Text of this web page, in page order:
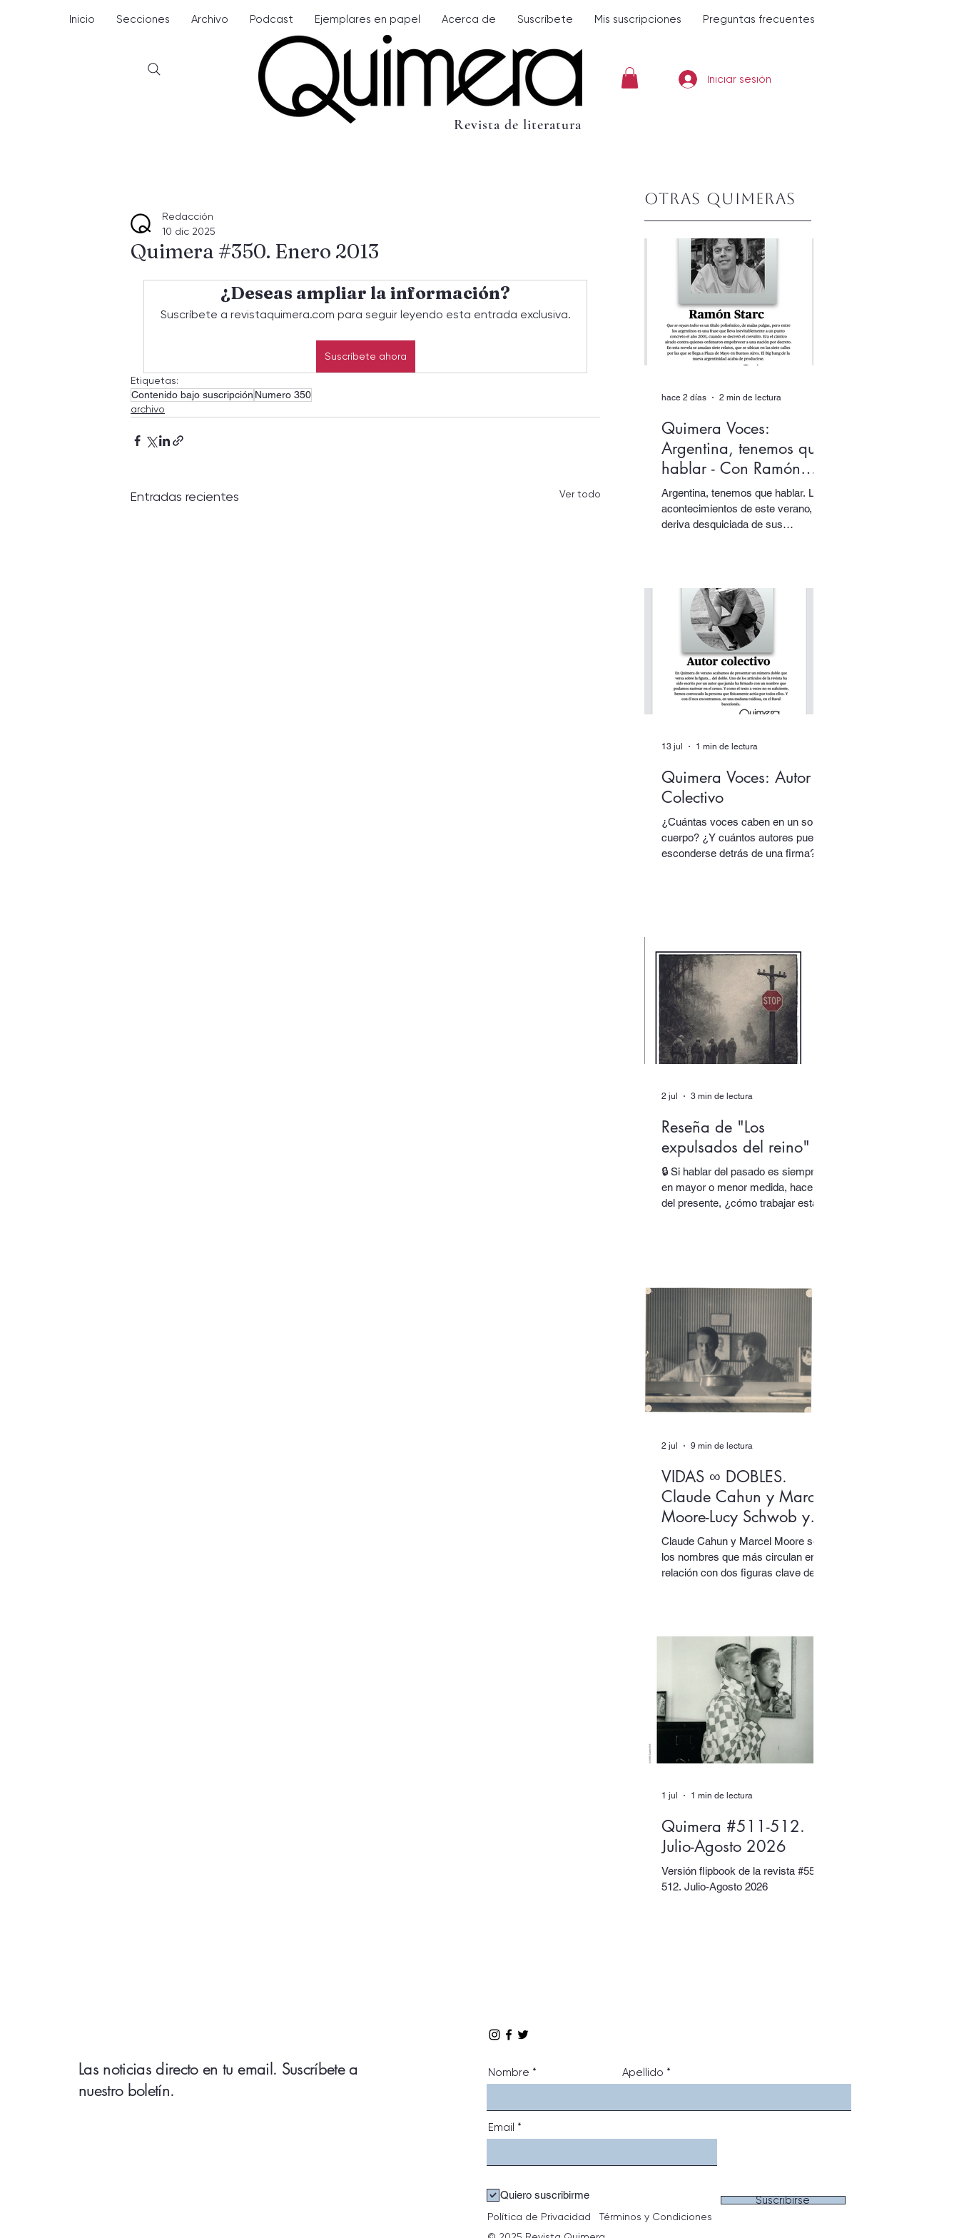
Inicio Secciones Archivo Podcast Ejemplares en papel Acerca de Suscríbete Mis suscripciones Preguntas frecuentes
Iniciar sesión
Revista de literatura
Quimera #350. Enero 2013
Redacción
10 dic 2025
¿Deseas ampliar la información?
Suscríbete a revistaquimera.com para seguir leyendo esta entrada exclusiva.
Suscríbete ahora
Etiquetas:
Contenido bajo suscripción Numero 350
archivo
Entradas recientes Ver todo
Otras quimeras
Quimera Voces:
Argentina, tenemos que
hablar - Con Ramón
Starc.
Argentina, tenemos que hablar. Los
acontecimientos de este verano, la
deriva desquiciada de sus
pensarla e interpelarla… que es
justamente lo que nos facilita el
argentino Ramón Starc en su
primera novela, Que se vayan todos
(Candaya).
hace 2 días 2 min de lectura
Quimera Voces: Autor
Colectivo
¿Cuántas voces caben en un solo
cuerpo? ¿Y cuántos autores pueden
esconderse detrás de una firma?
responsable de una parte de su
obra y de su identidad. Al final,
asistimos incluso al nacimiento de
una nueva voz. En “Autor colectivo”,
el nuevo episodio del podcast de
Quimera, traslada
13 jul 1 min de lectura
Reseña de "Los
expulsados del reino"
🔒 Si hablar del pasado es siempre,
en mayor o menor medida, hacerlo
del presente, ¿cómo trabajar esta
dimensiones, más que dialogar, se
solapan en un mutuo extrañamiento
del que ninguna sale intocada.
2 jul 3 min de lectura
VIDAS ∞ DOBLES.
Claude Cahun y Marcel
Moore-Lucy Schwob y
Suzanne Malherbe
Claude Cahun y Marcel Moore son
los nombres que más circulan en
relación con dos figuras clave del
ilustradora. Artista de performance
y fotógrafa. Introvertide y
extrovertida. Leyendas de la
vanguardia y combatientes de la
resistencia.
2 jul 9 min de lectura
Quimera #511-512.
Julio-Agosto 2026
Versión flipbook de la revista #5511-
512. Julio-Agosto 2026
1 jul 1 min de lectura
Las noticias directo en tu email. Suscríbete a
nuestro boletín.
Nombre Apellido
Email
Quiero suscribirme Suscribirse
Política de Privacidad
Términos y Condiciones